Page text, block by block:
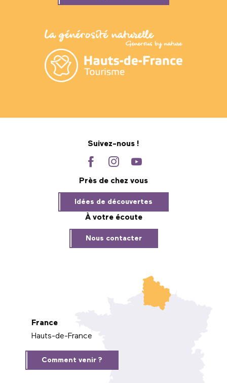
Suivez-nous !
Près de chez vous
Idées de découvertes
À votre écoute
Nous contacter
France
Hauts-de-France
Comment venir ?